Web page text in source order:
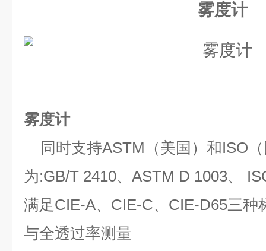
雾度计
雾度计
同时支持ASTM（美国）和ISO
为:GB/T 2410、ASTM D 1003、
满足CIE-A、CIE-C、CIE-D65三种
与全透过率测量